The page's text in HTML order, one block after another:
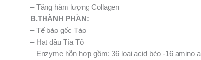
– Tăng hàm lượng Collagen
B.THÀNH PHẦN:
– Tế bào gốc Táo
– Hạt dầu Tía Tô
– Enzyme hỗn hợp gồm: 36 loại acid béo -16 amino